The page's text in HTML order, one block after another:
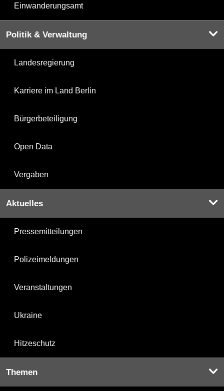
Einwanderungsamt
Politik & Verwaltung
Landesregierung
Karriere im Land Berlin
Bürgerbeteiligung
Open Data
Vergaben
Aktuelles
Pressemitteilungen
Polizeimeldungen
Veranstaltungen
Ukraine
Hitzeschutz
Themen